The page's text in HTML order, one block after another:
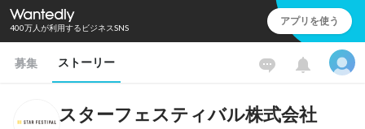
400万人が利用するビジネスSNS アプリを使う
募集 ストーリー
スターフェスティバル株式会社